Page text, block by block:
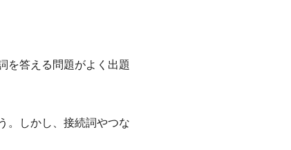
を答える問題がよく出題
。しかし、接続詞やつな